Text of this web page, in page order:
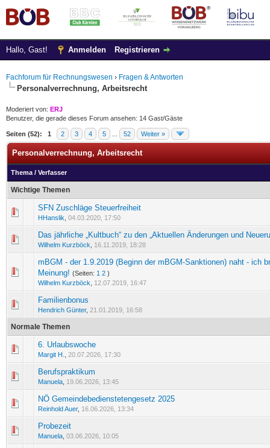
Hallo, Gast! Anmelden Registrieren
Fachforum für Rechnungswesen › Fragen & Antworten
Personalverrechnung, Arbeitsrecht
Moderiert von: ERJ
Benutzer, die gerade dieses Forum ansehen: 14 Gast/Gäste
Seiten (52): 1 2 3 4 5 52 Weiter »
Personalverrechnung, Arbeitsrecht
Thema / Verfasser
Wichtige Themen
SFN Zuschläge Steuerfreiheit
HHanslik 04.03.2020, 17:50
0 Bewertung(en) - 0 von 5 durchschnittlich
1 234
Das jährliche „Kultbuch“ zu den „Aktuellen Änderungen und
Wilhelm Kurzböck 16.11.2019, 18:28
0 Bewertung(en) - 0 von 5 durchschnittlich
12 34 5
mBGM - der 1.9.2019 (Beginn der mBGM-Sanktionen) naht - ich
Meinung! (Seiten: 1 2 )
Wilhelm Kurzböck
12.07.2019, 16:47
1 Bewertung(en) - 5 von 5 durchschnittlich
Familienbonus
Hendrich Günter, 21.01.2019, 16:58
0 Bewertung(en) - 0 von 5 durchschnittlich
Normale Themen
6. Urlaubswoche
Margit H. 20.07.2026, 17:30
0 Bewertung(en) - 0 von 5 durchschnittlich
Berufspraktikum
Manuela 19.06.2026, 13:45
0 Bewertung(en) - 0 von 5 durchschnittlich
NÖ Gemeindebedienstetengesetz 2025
Reinhold Auer, 16.06.2026, 13:34
0 Bewertung(en) - 0 von 5 durchschnittlich
1 2345
Probezeit
Manuela 03.06.2026, 10:05
0 Bewertung(en) - 0 von 5 durchschnittlich